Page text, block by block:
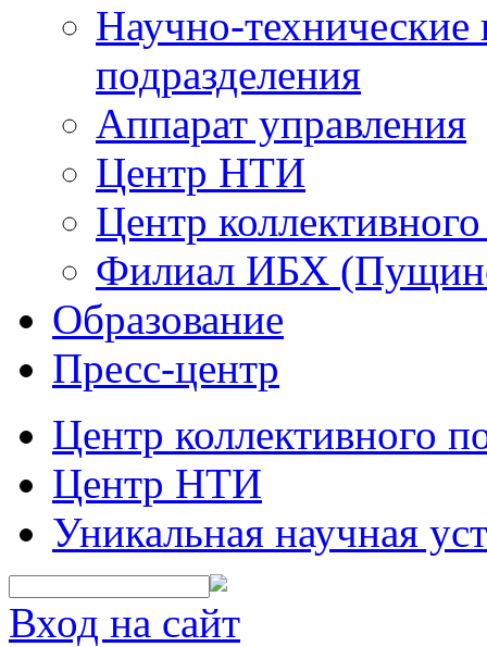
Научно-технические
подразделения
Аппарат управления
Центр НТИ
Центр
Филиал ИБХ
Образование
Пресс-центр
Центр коллективного
Центр НТИ
Уникальная научная
Вход на сайт